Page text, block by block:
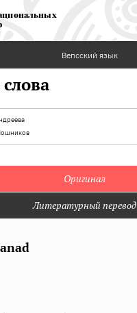
Вепсский язык
Оригинал
Литературный перевод